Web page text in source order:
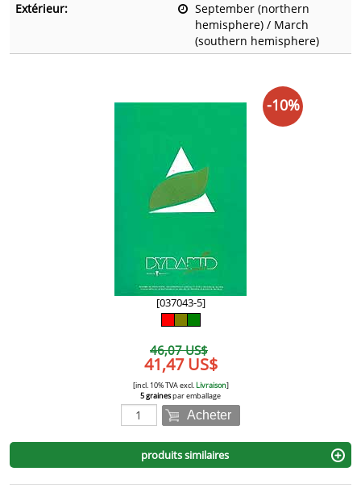
Extérieur:
September (northern
hemisphere) / March
(southern hemisphere)
[037043-5]
46,07 US$
41,47 US$
[incl. 10% TVA excl. Livraison]
5 grainespar emballage
Acheter
-10%
produits similaires